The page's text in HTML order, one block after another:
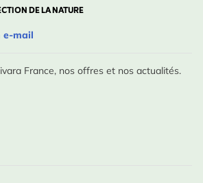
DE LA NATURE
e-mail
France, nos offres et nos actualités.